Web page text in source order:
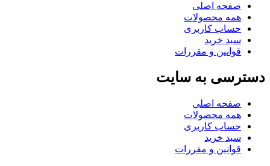
صفحه اصلی
همه محصولات
حساب کاربری
سبد خرید
قوانین و مقررات
دسترسی به سایت
صفحه اصلی
همه محصولات
حساب کاربری
سبد خرید
قوانین و مقررات